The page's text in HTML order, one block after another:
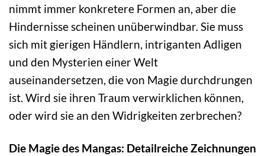
nimmt immer konkretere Formen an, aber die
Hindernisse scheinen unüberwindbar. Sie muss
sich mit gierigen Händlern, intriganten Adligen
und den Mysterien einer Welt
auseinandersetzen, die von Magie durchdrungen
ist. Wird sie ihren Traum verwirklichen können,
oder wird sie an den Widrigkeiten zerbrechen?
Die Magie des Mangas: Detailreiche Zeichnungen